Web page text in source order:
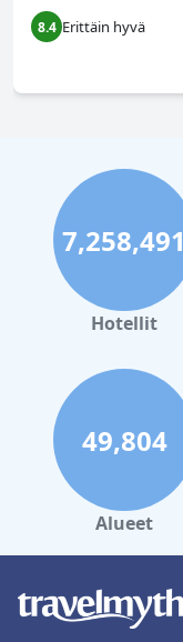
8.4 Erittäin hyvä
7,258,491
Hotellit
49,804
Alueet